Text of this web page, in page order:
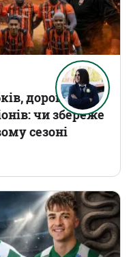
дорогі
чи збереже
сезоні